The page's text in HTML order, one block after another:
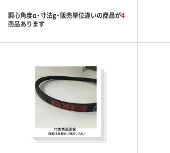
調心角度α・寸法g・販売単位違いの商品が4
商品あります